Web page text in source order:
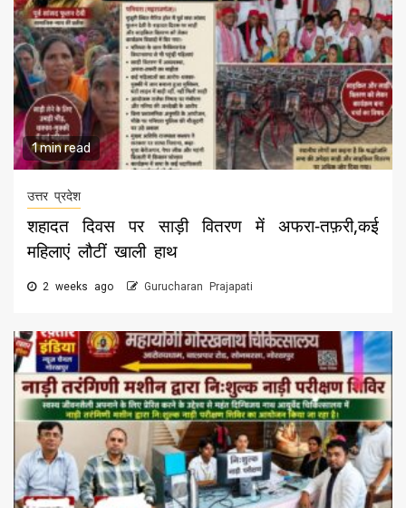
1 min read
उत्तर प्रदेश
शहादत दिवस पर साड़ी वितरण में अफरा-तफ़री,कई
महिलाएं लौटीं खाली हाथ
2 weeks ago Gurucharan Prajapati